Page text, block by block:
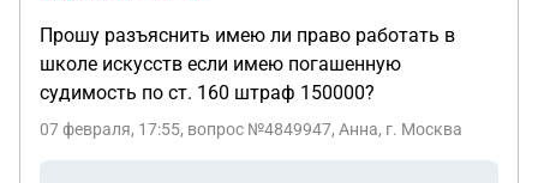
Прошу разъяснить имею ли право работать в
школе искусств если имею погашенную
судимость по ст. 160 штраф 150000?
07 февраля, 17:55, вопрос №4849947, Анна, г. Москва